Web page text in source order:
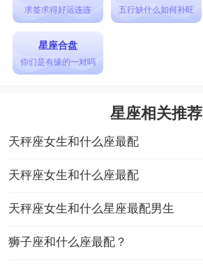
求签求得好运连连 五行缺什么如何补旺
星座合盘
你们是有缘的一对吗
星座相关推荐
天秤座女生和什么座最配
天秤座女生和什么座最配
天秤座女生和什么星座最配男生
狮子座和什么座最配？